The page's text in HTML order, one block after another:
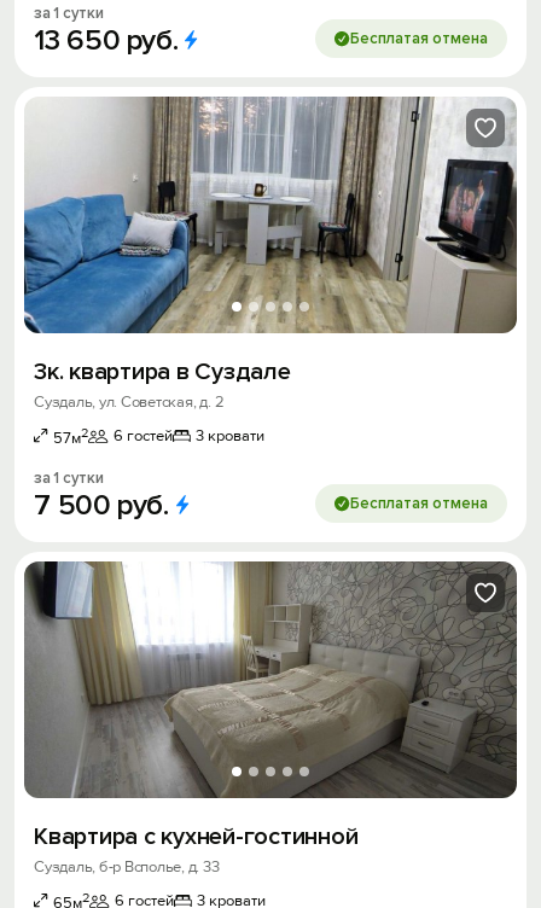
за 1 сутки
13 650 руб. Бесплатая отмена
3к. квартира в Суздале
Суздаль, ул. Советская, д. 2
57м2 6 гостей 3 кровати
за 1 сутки
7 500 руб. Бесплатая отмена
Квaртиpa c кухней-гoстиннoй
Суздаль, б-р Всполье, д. 33
65м2 6 гостей 3 кровати